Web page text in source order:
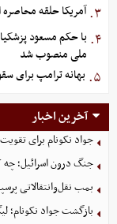
۳. آمریکا حلقه محاصره
۴. با حکم مسعود
ملی منصوب شد
۵. بهانه ترامپ برای
آخرین اخبار
جواد نکونام برای
جنگ درون اسرائیل؛
بمب نقل‌وانتقالاتی
بازگشت جواد نکونام؛